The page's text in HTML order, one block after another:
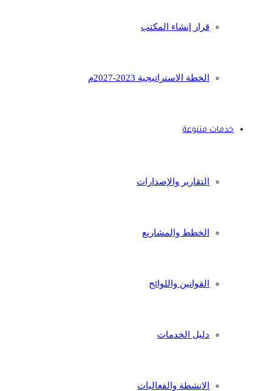
قرار إنشاء المكتب
الخطة الاستراتيجية 2023-2027م
خدمات متنوعة
التقارير والإصدارات
الخطط والمشاريع
القوانين واللوائح
دليل الخدمات
الانشطة والفعاليات